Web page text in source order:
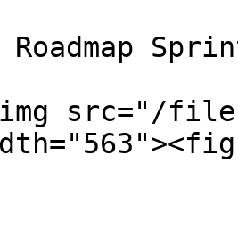
Roadmap
src="/files/